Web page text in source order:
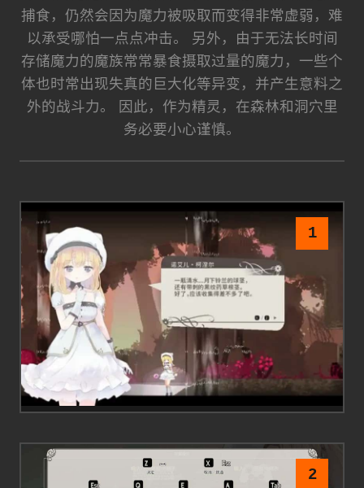
捕食，仍然会因为魔力被吸取而变得非常虚弱，难
以承受哪怕一点点冲击。 另外，由于无法长时间
存储魔力的魔族常常暴食摄取过量的魔力，一些个
体也时常出现失真的巨大化等异变，并产生意料之
外的战斗力。 因此，作为精灵，在森林和洞穴里
务必要小心谨慎。
1
2